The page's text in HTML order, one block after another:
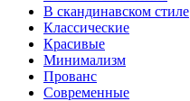
В скандинавском стиле
Классические
Красивые
Минимализм
Прованс
Современные